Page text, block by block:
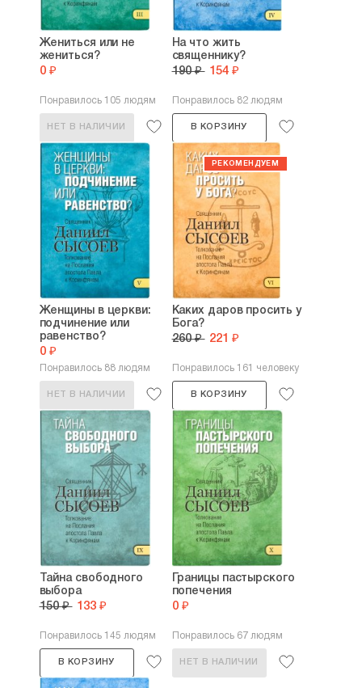
Жениться или не
жениться?
0 ₽
Понравилось 105 людям
НЕТ В НАЛИЧИИ
На что жить
священнику?
190 ₽ 154 ₽
Понравилось 82 людям
В КОРЗИНУ
Женщины в церкви:
подчинение или
равенство?
0 ₽
Понравилось 88 людям
НЕТ В НАЛИЧИИ
Каких даров просить у
Бога?
260 ₽ 221 ₽
Понравилось 161 человеку
В КОРЗИНУ
Тайна свободного
выбора
150 ₽ 133 ₽
Понравилось 145 людям
В КОРЗИНУ
Границы пастырского
попечения
0 ₽
Понравилось 67 людям
НЕТ В НАЛИЧИИ